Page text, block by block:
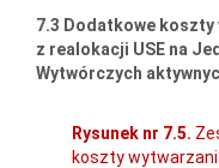
7.3 Dodatkowe
z realokacji USE na
Wytwórczych
Rysunek nr 7.5.
koszty